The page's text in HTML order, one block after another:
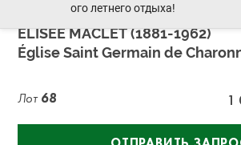
ого летнего отдыха!
ÉLISEE MACLET (1881-1962)
Église Saint Germain de
Лот 68 1